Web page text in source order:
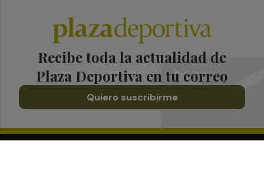
Recibe toda la actualidad de
Plaza Deportiva en tu correo
Quiero suscribirme